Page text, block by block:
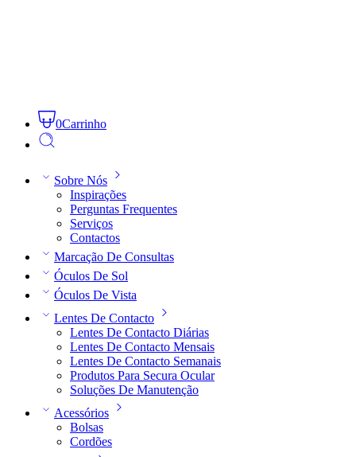
0Carrinho
Sobre Nós
Inspirações
Perguntas Frequentes
Serviços
Contactos
Marcação De Consultas
Óculos De Sol
Óculos De Vista
Lentes De Contacto
Lentes De Contacto Diárias
Lentes De Contacto Mensais
Lentes De Contacto Semanais
Produtos Para Secura Ocular
Soluções De Manutenção
Acessórios
Bolsas
Cordões